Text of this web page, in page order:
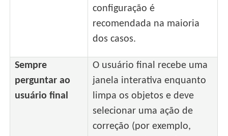
configuração é
recomendada na maioria
dos casos.
Sempre
perguntar ao
usuário final
O usuário final recebe uma
janela interativa enquanto
limpa os objetos e deve
selecionar uma ação de
correção (por exemplo,